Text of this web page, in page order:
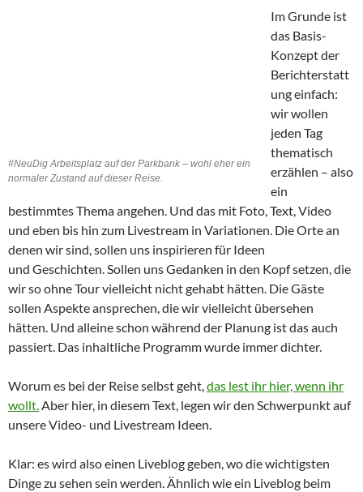
#NeuDig Arbeitsplatz auf der Parkbank – wohl eher ein
normaler Zustand auf dieser Reise.
Im Grunde ist
das Basis-
Konzept der
Berichterstatt
ung einfach:
wir wollen
jeden Tag
thematisch
erzählen – also
ein
bestimmtes Thema angehen. Und das mit Foto, Text, Video
und eben bis hin zum Livestream in Variationen. Die Orte an
denen wir sind, sollen uns inspirieren für Ideen
und Geschichten. Sollen uns Gedanken in den Kopf setzen, die
wir so ohne Tour vielleicht nicht gehabt hätten. Die Gäste
sollen Aspekte ansprechen, die wir vielleicht übersehen
hätten. Und alleine schon während der Planung ist das auch
passiert. Das inhaltliche Programm wurde immer dichter.
Worum es bei der Reise selbst geht,das lest ihr hier, wenn ihr
wollt.Aber hier, in diesem Text, legen wir den Schwerpunkt auf
unsere Video- und Livestream Ideen.
Klar: es wird also einen Liveblog geben, wo die wichtigsten
Dinge zu sehen sein werden. Ähnlich wie ein Liveblog beim